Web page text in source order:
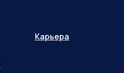
Карьера